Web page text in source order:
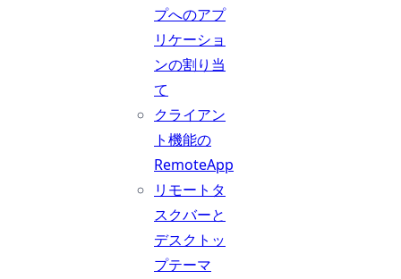
プへのアプ
リケーショ
ンの割り当
て
クライアン
ト機能の
RemoteApp
リモートタ
スクバーと
デスクトッ
プテーマ